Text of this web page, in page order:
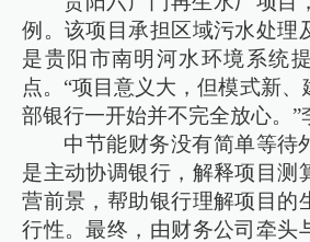
例。该项目承担区域污水处理
是贵阳市南明河水环境系统
点。“项目意义大，但模式新
部银行一开始并不完全放心。”
中节能财务没有简单等待
是主动协调银行，解释项目测
营前景，帮助银行理解项目的
行性。最终，由财务公司牵头